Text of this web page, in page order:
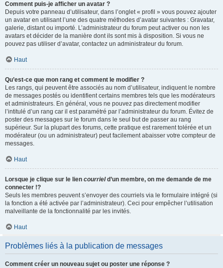
Comment puis-je afficher un avatar ?
Depuis votre panneau d’utilisateur, dans l’onglet « profil » vous pouvez ajouter
un avatar en utilisant l’une des quatre méthodes d’avatar suivantes : Gravatar,
galerie, distant ou importé. L’administrateur du forum peut activer ou non les
avatars et décider de la manière dont ils sont mis à disposition. Si vous ne
pouvez pas utiliser d’avatar, contactez un administrateur du forum.
Haut
Qu’est-ce que mon rang et comment le modifier ?
Les rangs, qui peuvent être associés au nom d’utilisateur, indiquent le nombre
de messages postés ou identifient certains membres tels que les modérateurs
et administrateurs. En général, vous ne pouvez pas directement modifier
l’intitulé d’un rang car il est paramétré par l’administrateur du forum. Évitez de
poster des messages sur le forum dans le seul but de passer au rang
supérieur. Sur la plupart des forums, cette pratique est rarement tolérée et un
modérateur (ou un administrateur) peut facilement abaisser votre compteur de
messages.
Haut
Lorsque je clique sur le lien courrield’un membre, on me demande de me
connecter !?
Seuls les membres peuvent s’envoyer des courriels via le formulaire intégré (si
la fonction a été activée par l’administrateur). Ceci pour empêcher l’utilisation
malveillante de la fonctionnalité par les invités.
Haut
Problèmes liés à la publication de messages
Comment créer un nouveau sujet ou poster une réponse ?